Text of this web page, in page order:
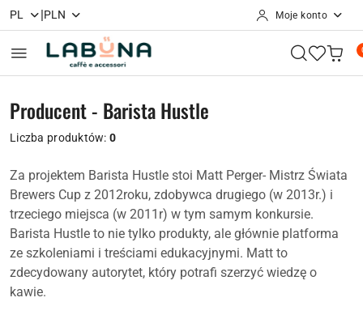
Przejdź do treści głównej
Przejdź do wyszukiwarki
Przejdź do moje konto
Przejdź do menu głównego
Przejdź do stopki
PL |PLN Moje konto
Producent - Barista Hustle
Liczba produktów:0
Za projektem Barista Hustle stoi Matt Perger- Mistrz Świata
Brewers Cup z 2012roku, zdobywca drugiego (w 2013r.) i
trzeciego miejsca (w 2011r) w tym samym konkursie.
Barista Hustle to nie tylko produkty, ale głównie platforma
ze szkoleniami i treściami edukacyjnymi. Matt to
zdecydowany autorytet, który potrafi szerzyć wiedzę o
kawie.